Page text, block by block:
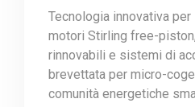
Tecnologia innovativa
motori Stirling free-
rinnovabili e sistemi di
brevettata per micro-
comunità energetiche